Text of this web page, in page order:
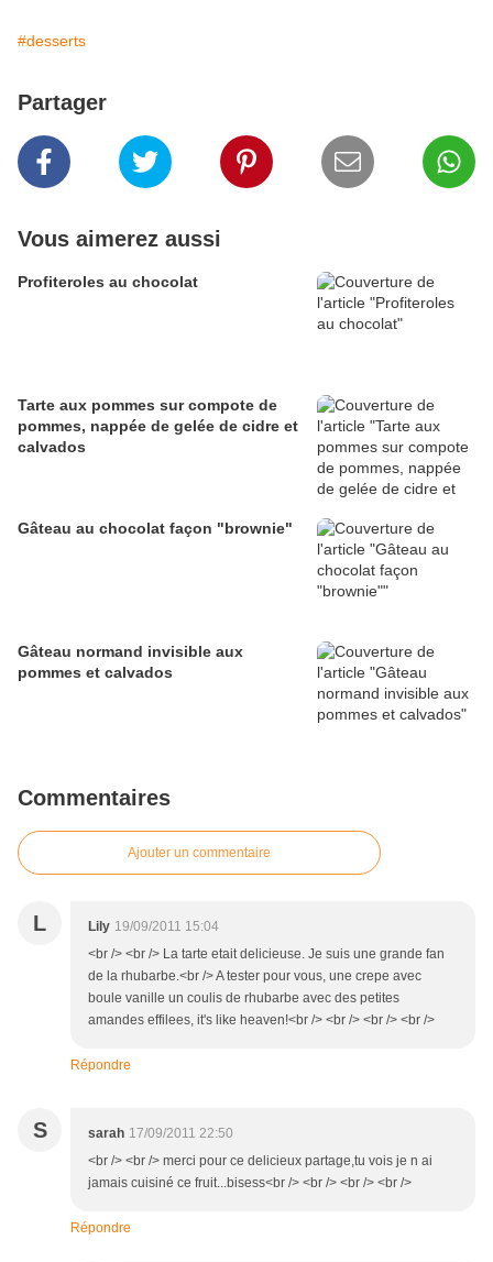
#desserts
Partager
Vous aimerez aussi
Profiteroles au chocolat
Tarte aux pommes sur compote de
pommes, nappée de gelée de cidre et
calvados
Gâteau au chocolat façon "brownie"
Gâteau normand invisible aux
pommes et calvados
Commentaires
Ajouter un commentaire
L Lily 19/09/2011 15:04
<br /> <br /> La tarte etait delicieuse. Je suis une grande fan
de la rhubarbe.<br /> A tester pour vous, une crepe avec
boule vanille un coulis de rhubarbe avec des petites
amandes effilees, it's like heaven!<br /> <br /> <br /> <br />
Répondre
S sarah 17/09/2011 22:50
<br /> <br /> merci pour ce delicieux partage,tu vois je n ai
jamais cuisiné ce fruit...bisess<br /> <br /> <br /> <br />
Répondre